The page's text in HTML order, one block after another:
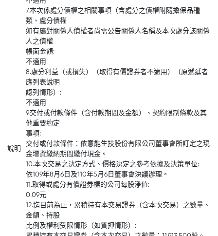
說明
7.本次係處分債權之相關事項（含處分之債權附隨擔保品種
類、處分債權
如有屬對關係人債權者尚需公告關係人名稱及本次處分該關係
人之債權
帳面金額:
不適用
8.處分利益（或損失）（取得有價證券者不適用）（原遞延者
應列表說明
認列情形）:
不適用
9.交付或付款條件（含付款期間及金額）、契約限制條款及其
他重要約定
事項:
交付或付款條件：依意能生技股份有限公司董事會所訂定之現
金增資繳納期間繳付現金。
10.本次交易之決定方式、價格決定之參考依據及決策單位:
依109年8月6日及110年5月6日董事會決議辦理。
11.取得或處分有價證券標的公司每股淨值:
0.09元
12.迄目前為止，累積持有本交易證券（含本次交易）之數量、
金額、持股
比例及權利受限情形（如質押情形）: